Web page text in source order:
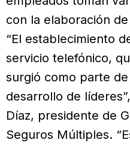
con la elaboración
“El establecimiento
servicio telefónico,
surgió como parte
desarrollo de
Díaz, presidente de
Seguros Múltiples.